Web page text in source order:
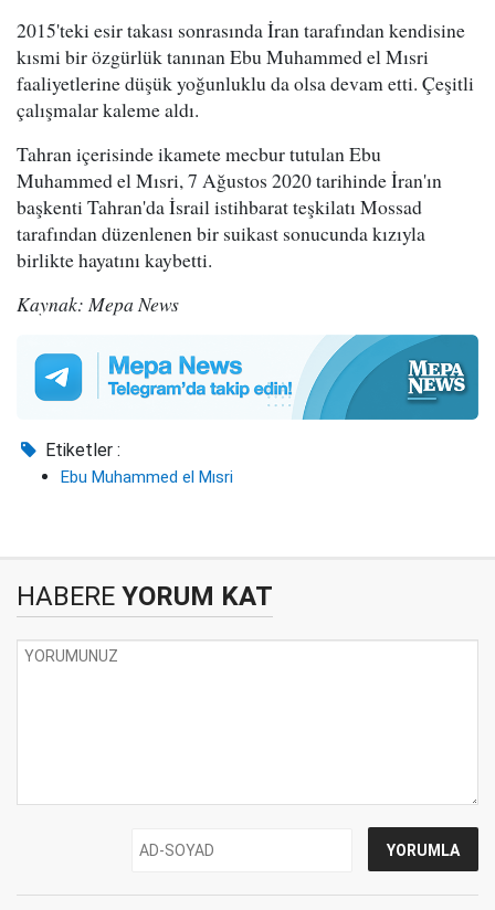
2015'teki esir takası sonrasında İran tarafından kendisine
kısmi bir özgürlük tanınan Ebu Muhammed el Mısri
faaliyetlerine düşük yoğunluklu da olsa devam etti. Çeşitli
çalışmalar kaleme aldı.
Tahran içerisinde ikamete mecbur tutulan Ebu
Muhammed el Mısri, 7 Ağustos 2020 tarihinde İran'ın
başkenti Tahran'da İsrail istihbarat teşkilatı Mossad
tarafından düzenlenen bir suikast sonucunda kızıyla
birlikte hayatını kaybetti.
Kaynak: Mepa News
Etiketler :
Ebu Muhammed el Mısri
HABERE YORUM KAT